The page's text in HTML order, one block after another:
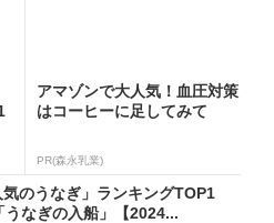
アマゾンで大人気！血圧対策
はコーヒーに足してみて
PR(森永乳業)
気のうなぎ」ランキングTOP1
なぎの入船」【2024...